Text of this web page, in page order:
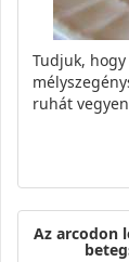
Tudjuk,
ruhát
Az arcodon